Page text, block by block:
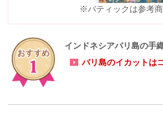
※バティックは参考
インドネシアバリ島の手
バリ島のイカットは